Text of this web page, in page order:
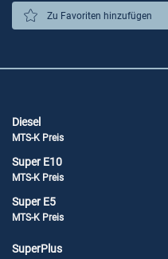
Zu Favoriten hinzufügen
Diesel
MTS-K Preis
Super E10
MTS-K Preis
Super E5
MTS-K Preis
SuperPlus